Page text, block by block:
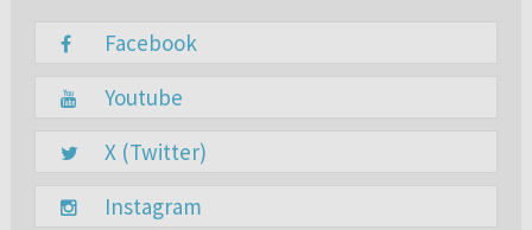
Facebook
Youtube
X (Twitter)
Instagram